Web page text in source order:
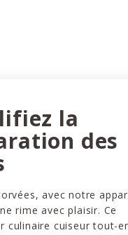
la
des
avec notre
rime avec plaisir. Ce
culinaire cuiseur tout-